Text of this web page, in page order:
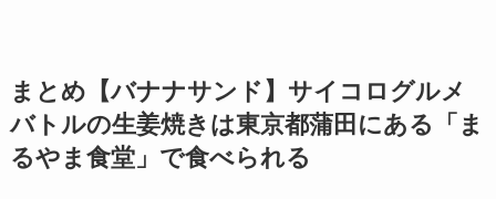
まとめ【バナナサンド】サイコログルメ
バトルの生姜焼きは東京都蒲田にある「ま
るやま食堂」で食べられる